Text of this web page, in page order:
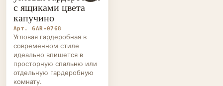
с ящиками цвета
капучино
Арт. GAR-0768
Угловая гардеробная в
современном стиле
идеально впишется в
просторную спальню или
отдельную гардеробную
комнату.